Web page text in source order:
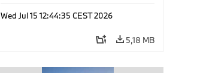
Wed Jul 15 12:44:35 CEST 2026
5,18 MB